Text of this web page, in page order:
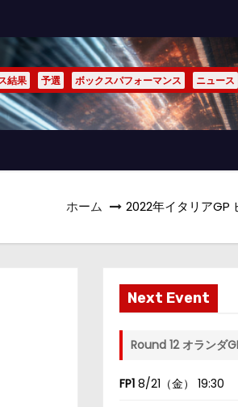
結果 予選 ボックスパフォーマンス ニュース
ホーム 2022年イタリアGP
Next Event
Round 12 オランダ
FP1 8/21（金） 19:30